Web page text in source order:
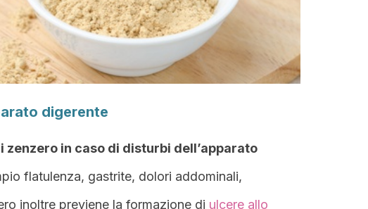
digerente
zenzero in caso di disturbi dell’apparato
flatulenza, gastrite, dolori addominali,
inoltre previene la formazione di ulcere allo